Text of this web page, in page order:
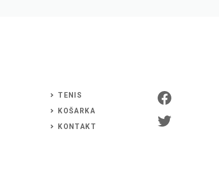
TENIS
KOŠARKA
KONTAKT